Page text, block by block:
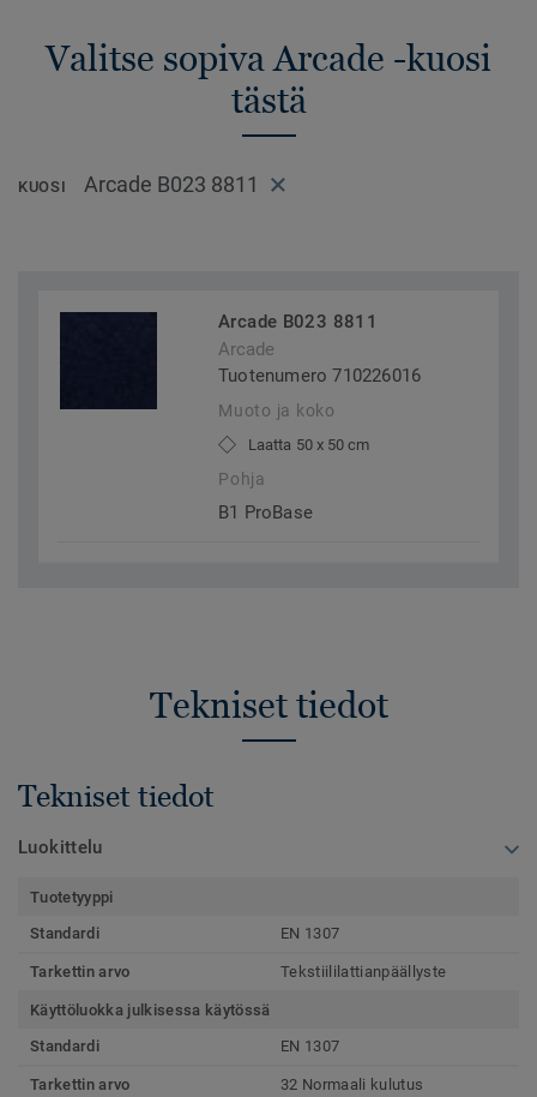
Valitse sopiva Arcade -kuosi
tästä
KUOSI Arcade B023 8811
Arcade B023 8811
Arcade
Tuotenumero 710226016
Muoto ja koko
Laatta 50 x 50 cm
Pohja
B1 ProBase
Tekniset tiedot
Tekniset tiedot
Luokittelu
Tuotetyyppi
Standardi
EN 1307
Tarkettin arvo Tekstiililattianpäällyste
Käyttöluokka julkisessa käytössä
Standardi
EN 1307
Tarkettin arvo 32 Normaali kulutus